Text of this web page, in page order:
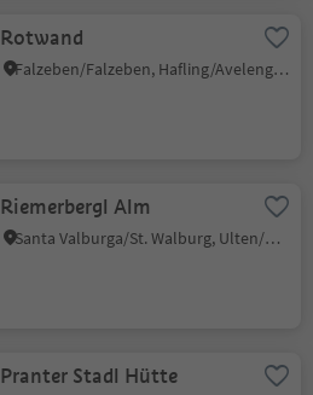
Rotwand
Falzeben/Falzeben, Hafling/Avelengo, Meran/Merano and environs
Riemerbergl Alm
Santa Valburga/St. Walburg, Ulten/Ultimo, Meran/Merano and environs
Pranter Stadl Hütte